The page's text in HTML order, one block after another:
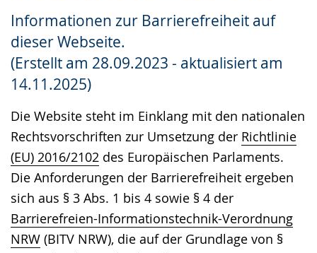
Informationen zur Barrierefreiheit auf
dieser Webseite.
(Erstellt am 28.09.2023 - aktualisiert am
14.11.2025)
Die Website steht im Einklang mit den nationalen
Rechtsvorschriften zur Umsetzung der Richtlinie
(EU) 2016/2102 des Europäischen Parlaments.
Die Anforderungen der Barrierefreiheit ergeben
sich aus § 3 Abs. 1 bis 4 sowie § 4 der
Barrierefreien-Informationstechnik-Verordnung
NRW (BITV NRW), die auf der Grundlage von §
wechseln.
Deutscher
Gebärdensprache
wird
angezeigt.